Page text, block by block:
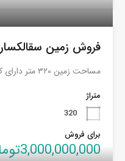
فروش زمین سقالکسار
مساحت زمین ۳۲۰ متر دارای کاربری مسکونی دور دیوار نزدیک…
متراژ
320
برای فروش
3,000,000,000تومان